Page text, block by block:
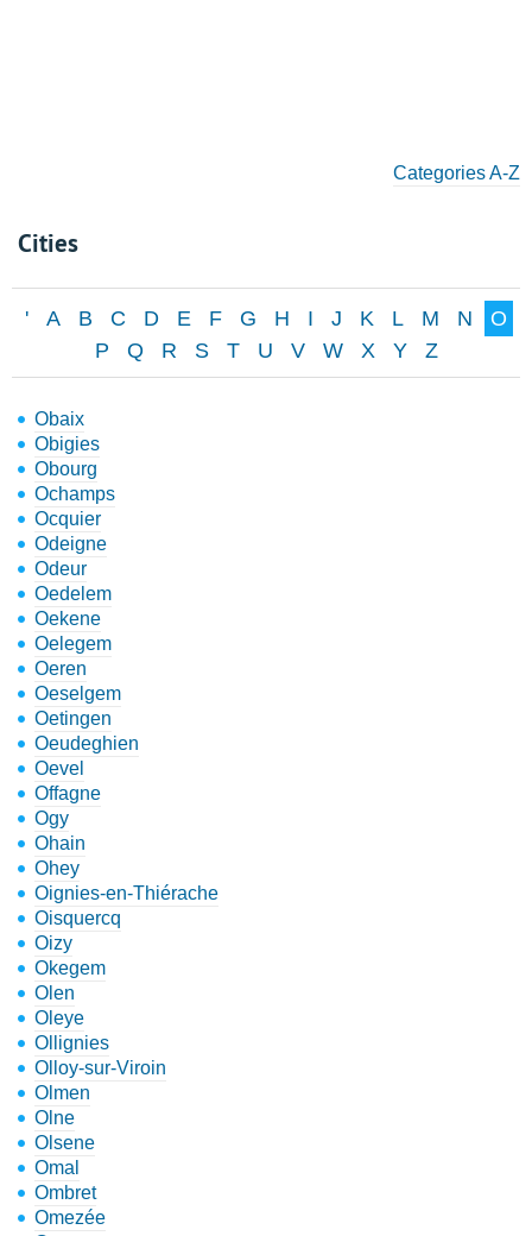
Categories A-Z
Cities
' A B C D E F G H I J K L M N
O
P
Q R S T U V W X Y Z
Obaix
Obigies
Obourg
Ochamps
Ocquier
Odeigne
Odeur
Oedelem
Oekene
Oelegem
Oeren
Oeselgem
Oetingen
Oeudeghien
Oevel
Offagne
Ogy
Ohain
Ohey
Oignies-en-Thiérache
Oisquercq
Oizy
Okegem
Olen
Oleye
Ollignies
Olloy-sur-Viroin
Olmen
Olne
Olsene
Omal
Ombret
Omezée